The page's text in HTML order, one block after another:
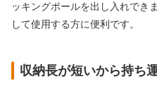
ッキングポールを出し入れでき
して使用する方に便利です。
収納長が短いから持ち